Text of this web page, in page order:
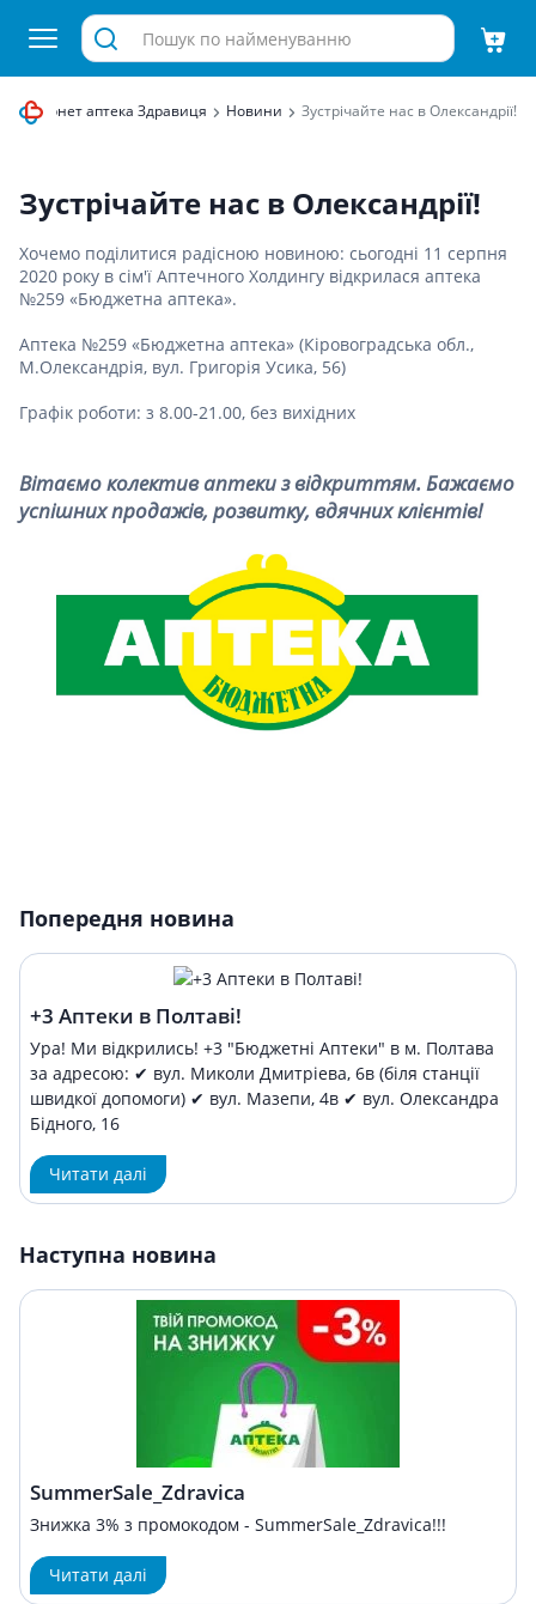
Інтернет аптека Здравиця Новини Зустрічайте нас в Олександрії!
Зустрічайте нас в Олександрії!
Хочемо поділитися радісною новиною: сьогодні 11 серпня
2020 року в сім'ї Аптечного Холдингу відкрилася аптека
№259 «Бюджетна аптека».
Аптека №259 «Бюджетна аптека» (Кіровоградська обл.,
М.Олександрія, вул. Григорія Усика, 56)
Графік роботи: з 8.00-21.00, без вихідних
Вітаємо колектив аптеки з відкриттям. Бажаємо
успішних продажів, розвитку, вдячних клієнтів!
Попередня новина
+3 Аптеки в Полтаві!
Ура! Ми відкрились! +3 "Бюджетні Аптеки" в м. Полтава
за адресою: ✔ вул. Миколи Дмитріева, 6в (біля станції
швидкої допомоги) ✔ вул. Мазепи, 4в ✔ вул. Олександра
Бідного, 16
Читати далі
Наступна новина
SummerSale_Zdravica
Знижка 3% з промокодом - SummerSale_Zdravica!!!
Читати далі